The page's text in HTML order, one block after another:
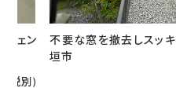
スッキリした壁面に｜岐阜県大